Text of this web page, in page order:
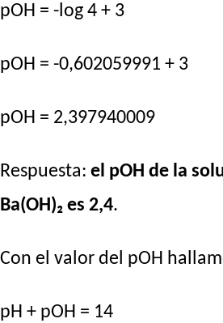
pOH = -log 4 + 3
pOH = -0,602059991 + 3
pOH = 2,397940009
Respuesta: el pOH de la
Ba(OH)₂ es 2,4.
Con el valor del pOH
pH + pOH = 14